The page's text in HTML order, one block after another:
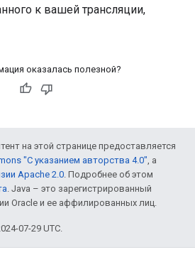
к вашей трансляции,
оказалась полезной?
на этой странице предоставляется
"С указанием авторства 4.0", а
Apache 2.0. Подробнее об этом
. Java – это зарегистрированный
Oracle и ее аффилированных лиц.
07-29 UTC.